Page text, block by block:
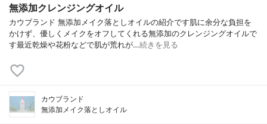
無添加クレンジングオイル
カウブランド 無添加メイク落としオイルの紹介です肌に余分な負担を
かけず、優しくメイクをオフしてくれる無添加のクレンジングオイルで
す最近乾燥や花粉などで肌が荒れが…続きを見る
カウブランド
無添加メイク落としオイル